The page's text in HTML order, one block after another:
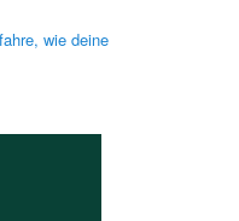
wie deine